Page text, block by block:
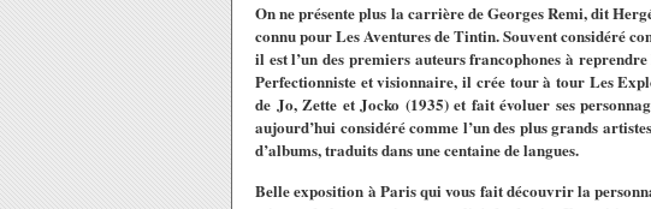
On ne présente plus la carrière de Georges Remi, dit
connu pour Les Aventures de Tintin. Souvent considéré
il est l’un des premiers auteurs francophones à
Perfectionniste et visionnaire, il crée tour à tour Les
de Jo, Zette et Jocko (1935) et fait évoluer ses
aujourd’hui considéré comme l’un des plus grands
d’albums, traduits dans une centaine de langues.
Belle exposition à Paris qui vous fait découvrir la